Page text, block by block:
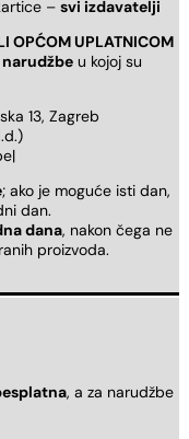
– svi izdavatelji
OPĆOM UPLATNICOM
u kojoj su
13, Zagreb
; ako je moguće isti dan,
dan.
dana, nakon čega ne
proizvoda.
, a za narudžbe